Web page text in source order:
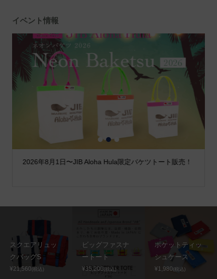
イベント情報
2026年8月1日〜JIB Aloha Hula限定バケツトート販売！
1 2 3
スクエアリュッ
クバッグS
¥21,560(税込)
ビッグファスナ
ートート
¥35,200(税込)
ポケットティッ
シュケース
¥1,980(税込)